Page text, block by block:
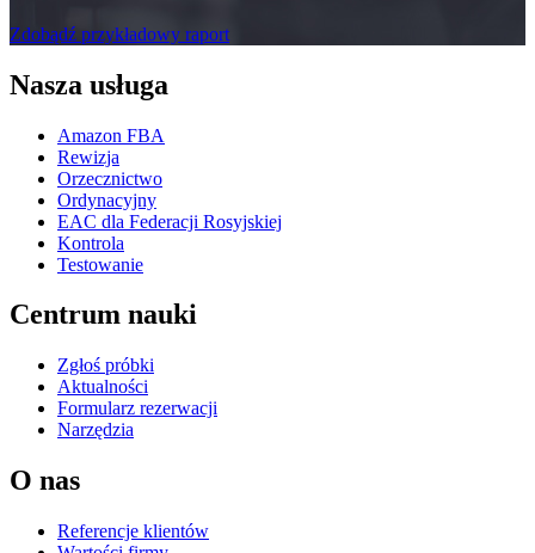
Zdobądź przykładowy raport
Nasza usługa
Amazon FBA
Rewizja
Orzecznictwo
Ordynacyjny
EAC dla Federacji Rosyjskiej
Kontrola
Testowanie
Centrum nauki
Zgłoś próbki
Aktualności
Formularz rezerwacji
Narzędzia
O nas
Referencje klientów